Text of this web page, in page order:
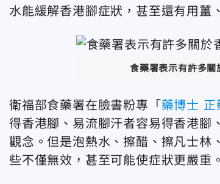
水能緩解香港腳症狀，甚至還有用薑
食藥署表示有許多
衛福部食藥署在臉書粉專「 藥博士 正
得香港腳、易流腳汗者容易得香港腳
觀念。但是泡熱水、擦醋、擦凡士林
些不僅無效，甚至可能使症狀更嚴重。